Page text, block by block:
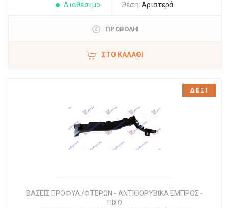
Διαθέσιμο Θέση: Αριστερά
ΠΡΟΒΟΛΗ
ΣΤΟ ΚΑΛΆΘΙ
ΒΑΣΕΙΣ ΠΡΟΦΥΛ./ΦΤΕΡΩΝ - ΑΝΤΙΘΟΡΥΒΙΚΑ ΕΜΠΡΟΣ -
ΠΙΣΩ
ΔΕΞΙ